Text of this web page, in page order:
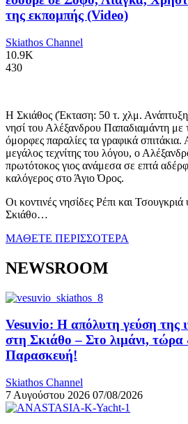
της εκπομπής (Video)
Skiathos Channel
10.9K
430
Η Σκιάθος (Έκταση: 50 τ. χλμ.
νησί του Αλέξανδρου Παπαδιαμάντη με
όμορφες παραλίες τα γραφικά σπιτάκια.
μεγάλος τεχνίτης του λόγου, ο
πρωτότοκος γιος ανάμεσα σε επτά
καλόγερος στο Άγιο Όρος.
Οι κοντινές νησίδες Ρέπι και Τσουγκριά
Σκιάθο…
ΜΑΘΕΤΕ ΠΕΡΙΣΣΟΤΕΡΑ
NEWSROOM
Vesuvio: Η απόλυτη γεύση της
στη Σκιάθο – Στο λιμάνι,
Παρασκευή!
Skiathos Channel
7 Αυγούστου 2026 07/08/2026